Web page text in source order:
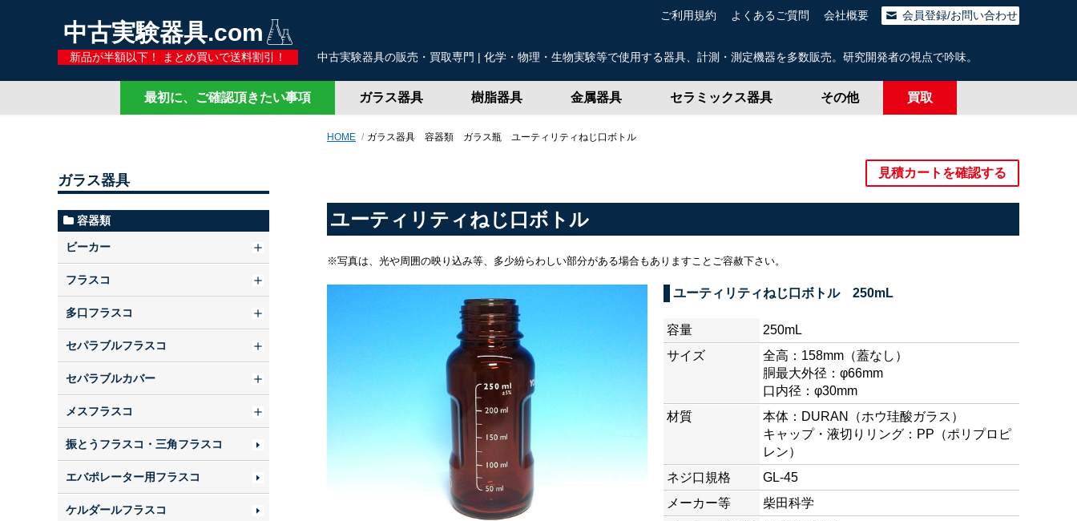
中古実験器具.com
新品が半額以下！ まとめ買いで送料割引！ 中古実験器具の販売・買取専門 | 化学・物理・生物実験等で使用する器具、計測・測定機器を多数販売。研究開発者の視点で吟味。
ご利用規約 よくあるご質問 会社概要 会員登録/お問い合わせ
最初に、ご確認頂きたい事項 ガラス器具 樹脂器具 金属器具 セラミックス器具 その他 買取
HOME ガラス器具 容器類 ガラス瓶 ユーティリティねじ口ボトル
見積カートを確認する
ユーティリティねじ口ボトル
※写真は、光や周囲の映り込み等、多少紛らわしい部分がある場合もありますことご容赦下さい。
ユーティリティねじ口ボトル 250mL
容量
250mL
サイズ
全高：158mm（蓋なし）
胴最大外径：φ66mm
口内径：φ30mm
材質
本体：DURAN（ホウ珪酸ガラス）
キャップ・液切りリング：PP（ポリプロピ
レン）
ネジ口規格
GL-45
メーカー等
柴田科学
ガラス器具
容器類
ビーカー
フラスコ
多口フラスコ
セパラブルフラスコ
セパラブルカバー
メスフラスコ
振とうフラスコ・三角フラスコ
エバポレーター用フラスコ
ケルダールフラスコ